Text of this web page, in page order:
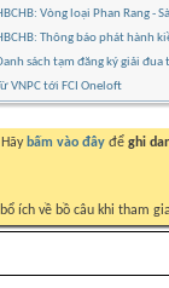
Vòng loại Phan Rang -
Thông báo phát hành
sách tạm đăng ký giải
VNPC tới FCI Oneloft
bấm vào đây để ghi
ích về bồ câu khi tham